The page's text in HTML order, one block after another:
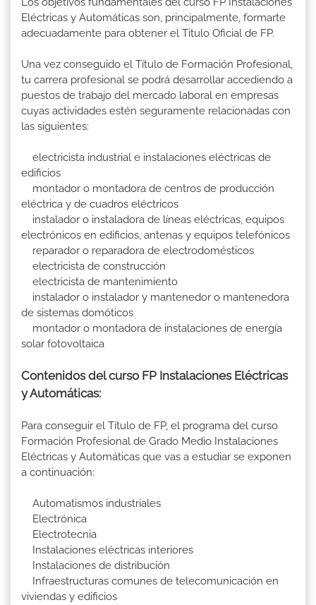
Eléctricas y Automáticas son, principalmente, formarte
adecuadamente para obtener el Titulo Oficial de FP.
Una vez conseguido el Título de Formación Profesional,
tu carrera profesional se podrá desarrollar accediendo a
puestos de trabajo del mercado laboral en empresas
cuyas actividades estén seguramente relacionadas con
las siguientes:
electricista industrial e instalaciones eléctricas de
edificios
montador o montadora de centros de producción
eléctrica y de cuadros eléctricos
instalador o instaladora de líneas eléctricas, equipos
electrónicos en edificios, antenas y equipos telefónicos
reparador o reparadora de electrodomésticos
electricista de construcción
electricista de mantenimiento
instalador o instalador y mantenedor o mantenedora
de sistemas domóticos
montador o montadora de instalaciones de energía
solar fotovoltaica
Contenidos del curso FP Instalaciones Eléctricas
y Automáticas:
Para conseguir el Título de FP, el programa del curso
Formación Profesional de Grado Medio Instalaciones
Eléctricas y Automáticas que vas a estudiar se exponen
a continuación:
Automatismos industriales
Electrónica
Electrotecnia
Instalaciones eléctricas interiores
Instalaciones de distribución
Infraestructuras comunes de telecomunicación en
viviendas y edificios